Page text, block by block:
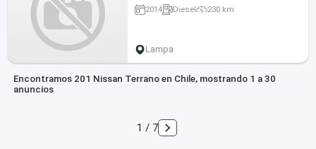
2014 Diesel 230 km
Lampa
Encontramos 201 Nissan Terrano en Chile, mostrando 1 a 30
anuncios
1 / 7